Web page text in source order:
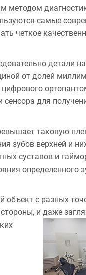
методом
самые
четкое
детали
от долей
сенсора для
таковую
зубов верхней и
суставов и
определенного
с разных
и даже